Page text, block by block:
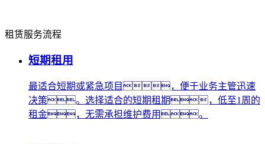
租赁服务流程
短期租用
最适合短期或紧急项目，便于业务主管迅速
决策。选择适合的短期租期，低至1周的
租金，无需承担维护费用。